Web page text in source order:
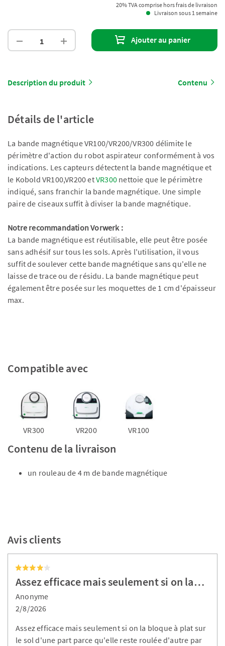
20% TVA comprise hors frais de livraison
Livraison sous 1 semaine
Ajouter au panier
Description du produit Contenu
Détails de l'article
La bande magnétique VR100/VR200/VR300 délimite le
périmètre d'action du robot aspirateur conformément à vos
indications. Les capteurs détectent la bande magnétique et
le Kobold VR100,VR200 etVR300 nettoie que le périmètre
indiqué, sans franchir la bande magnétique. Une simple
paire de ciseaux suffit à diviser la bande magnétique.
Notre recommandation Vorwerk :
La bande magnétique est réutilisable, elle peut être posée
sans adhésif sur tous les sols. Après l'utilisation, il vous
suffit de soulever cette bande magnétique sans qu'elle ne
laisse de trace ou de résidu. La bande magnétique peut
également être posée sur les moquettes de 1 cm d'épaisseur
max.
Compatible avec
VR300 VR200 VR100
Contenu de la livraison
un rouleau de 4 m de bande magnétique
Avis clients
Assez efficace mais seulement si on la…
Anonyme
2/8/2026
Assez efficace mais seulement si on la bloque à plat sur
le sol d'une part parce qu'elle reste roulée d'autre par